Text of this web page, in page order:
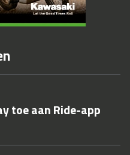
toe aan Ride-app